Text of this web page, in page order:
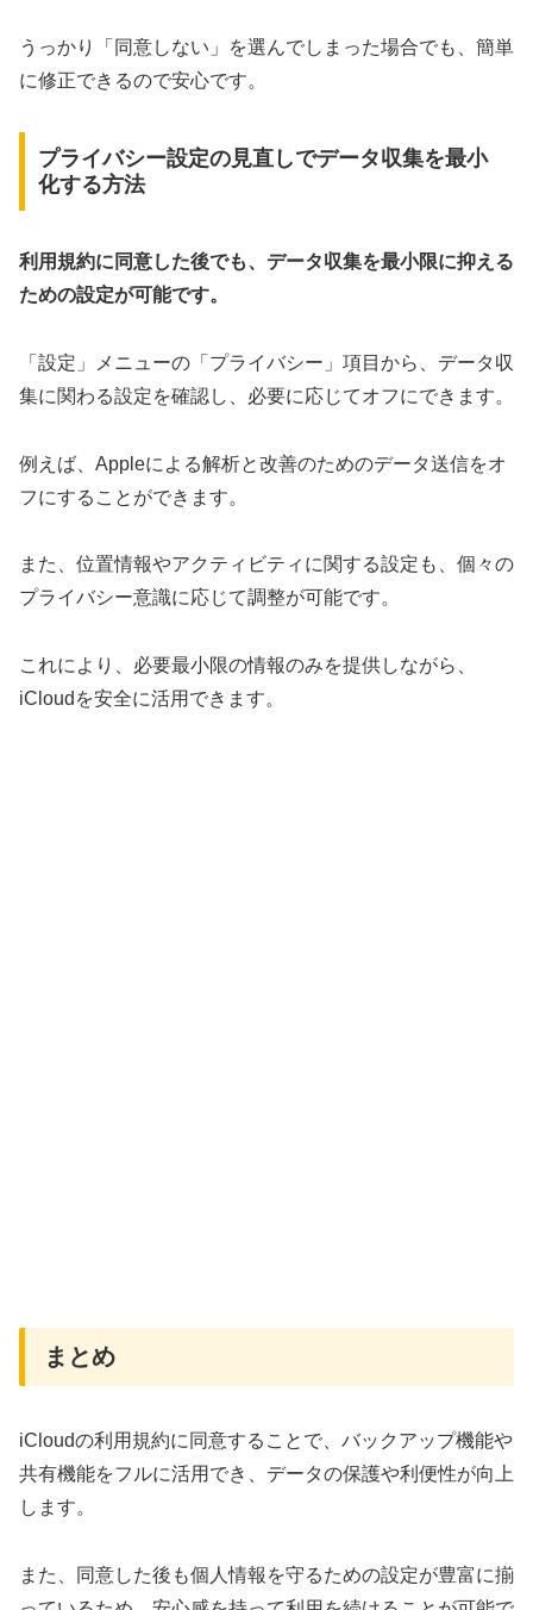
うっかり「同意しない」を選んでしまった場合でも、簡単
に修正できるので安心です。
プライバシー設定の見直しでデータ収集を最小
化する方法
利用規約に同意した後でも、データ収集を最小限に抑える
ための設定が可能です。
「設定」メニューの「プライバシー」項目から、データ収
集に関わる設定を確認し、必要に応じてオフにできます。
例えば、Appleによる解析と改善のためのデータ送信をオ
フにすることができます。
また、位置情報やアクティビティに関する設定も、個々の
プライバシー意識に応じて調整が可能です。
これにより、必要最小限の情報のみを提供しながら、
iCloudを安全に活用できます。
まとめ
iCloudの利用規約に同意することで、バックアップ機能や
共有機能をフルに活用でき、データの保護や利便性が向上
します。
また、同意した後も個人情報を守るための設定が豊富に揃